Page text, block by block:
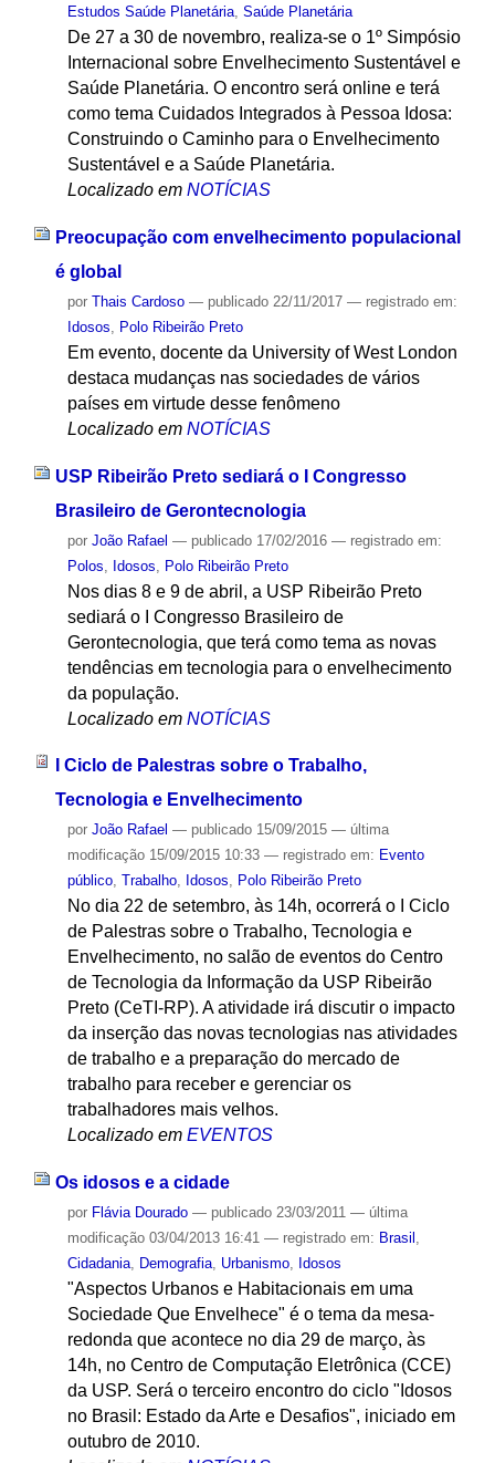
Estudos Saúde Planetária, Saúde Planetária
De 27 a 30 de novembro, realiza-se o 1º Simpósio
Internacional sobre Envelhecimento Sustentável e
Saúde Planetária. O encontro será online e terá
como tema Cuidados Integrados à Pessoa Idosa:
Construindo o Caminho para o Envelhecimento
Sustentável e a Saúde Planetária.
Localizado em NOTÍCIAS
Preocupação com envelhecimento populacional
é global
por Thais Cardoso — publicado22/11/2017 — registrado em:
Idosos, Polo Ribeirão Preto
Em evento, docente da University of West London
destaca mudanças nas sociedades de vários
países em virtude desse fenômeno
Localizado em NOTÍCIAS
USP Ribeirão Preto sediará o I Congresso
Brasileiro de Gerontecnologia
por João Rafael — publicado17/02/2016 — registrado em:
Polos
Idosos Polo Ribeirão Preto
Nos dias 8 e 9 de abril, a USP Ribeirão Preto
sediará o I Congresso Brasileiro de
Gerontecnologia, que terá como tema as novas
tendências em tecnologia para o envelhecimento
da população.
Localizado em NOTÍCIAS
I Ciclo de Palestras sobre o Trabalho,
Tecnologia e Envelhecimento
por João Rafael — publicado15/09/2015 — última
modificação15/09/2015 10:33 — registrado em: Evento
público, Trabalho, Idosos, Polo Ribeirão Preto
No dia 22 de setembro, às 14h, ocorrerá o I Ciclo
de Palestras sobre o Trabalho, Tecnologia e
Envelhecimento, no salão de eventos do Centro
de Tecnologia da Informação da USP Ribeirão
Preto (CeTI-RP). A atividade irá discutir o impacto
da inserção das novas tecnologias nas atividades
de trabalho e a preparação do mercado de
trabalho para receber e gerenciar os
trabalhadores mais velhos.
Localizado em EVENTOS
Os idosos e a cidade
por Flávia Dourado — publicado23/03/2011 — última
modificação03/04/2013 16:41 — registrado em: Brasil ,
Cidadania, Demografia, Urbanismo, Idosos
"Aspectos Urbanos e Habitacionais em uma
Sociedade Que Envelhece" é o tema da mesa-
redonda que acontece no dia 29 de março, às
14h, no Centro de Computação Eletrônica (CCE)
da USP. Será o terceiro encontro do ciclo "Idosos
no Brasil: Estado da Arte e Desafios", iniciado em
outubro de 2010.